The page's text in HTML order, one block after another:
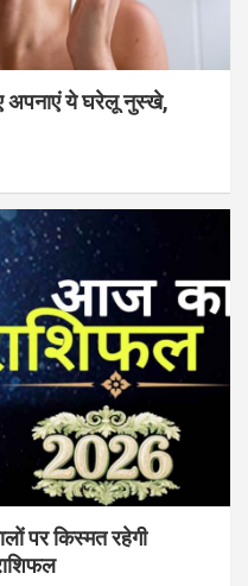
अपनाएं ये घरेलू नुस्खे,
पर किस्मत रहेगी